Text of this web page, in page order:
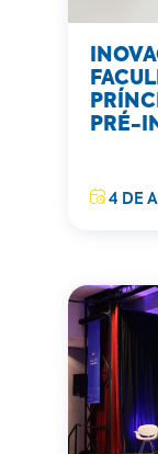
PRÉ-
4 DE